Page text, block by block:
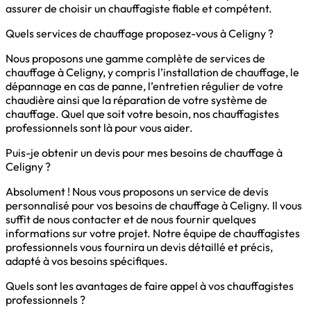
assurer de choisir un chauffagiste fiable et compétent.
Quels services de chauffage proposez-vous à Celigny ?
Nous proposons une gamme complète de services de
chauffage à Celigny, y compris l’installation de chauffage, le
dépannage en cas de panne, l’entretien régulier de votre
chaudière ainsi que la réparation de votre système de
chauffage. Quel que soit votre besoin, nos chauffagistes
professionnels sont là pour vous aider.
Puis-je obtenir un devis pour mes besoins de chauffage à
Celigny ?
Absolument ! Nous vous proposons un service de devis
personnalisé pour vos besoins de chauffage à Celigny. Il vous
suffit de nous contacter et de nous fournir quelques
informations sur votre projet. Notre équipe de chauffagistes
professionnels vous fournira un devis détaillé et précis,
adapté à vos besoins spécifiques.
Quels sont les avantages de faire appel à vos chauffagistes
professionnels ?